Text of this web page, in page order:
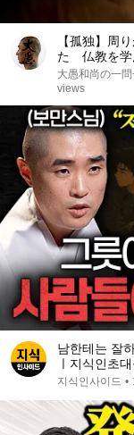
【孤独】周
た 仏教を学
罠 自分の心
大愚和尚の一
views
남한테는 잘
ㅣ지식인초
지식인사이드 •